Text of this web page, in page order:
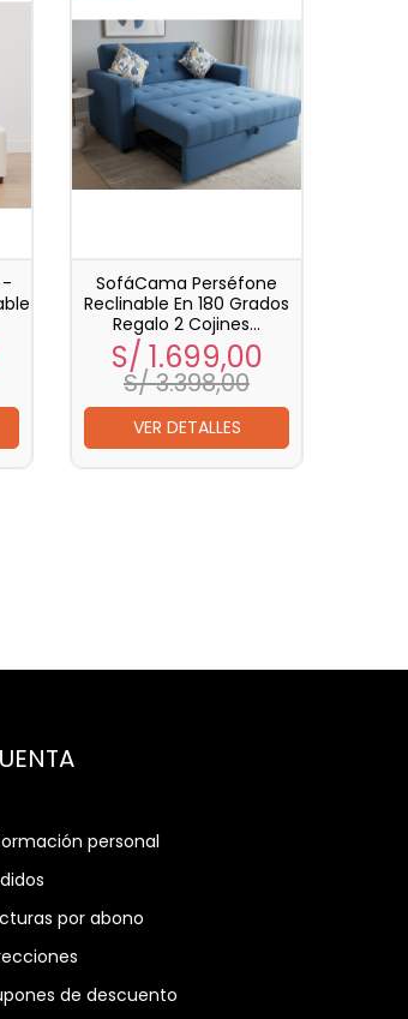
-
SofáCama Perséfone
Reclinable En 180 Grados
Regalo 2 Cojines...
Precio
S/ 1.699,00Precio
S/ 3.398,00
VER DETALLES
personal
por abono
de descuento